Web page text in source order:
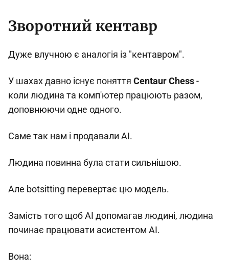
Зворотний кентавр
Дуже влучною є аналогія із "кентавром".
У шахах давно існує поняття Centaur Chess-
коли людина та комп'ютер працюють разом,
доповнюючи одне одного.
Саме так нам і продавали AI.
Людина повинна була стати сильнішою.
Але botsitting перевертає цю модель.
Замість того щоб AI допомагав людині, людина
починає працювати асистентом AI.
Вона: